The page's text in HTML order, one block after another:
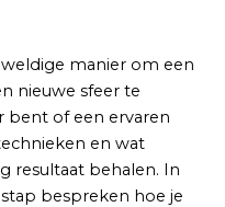
manier om een
nieuwe sfeer te
bent of een ervaren
en wat
resultaat behalen. In
bespreken hoe je